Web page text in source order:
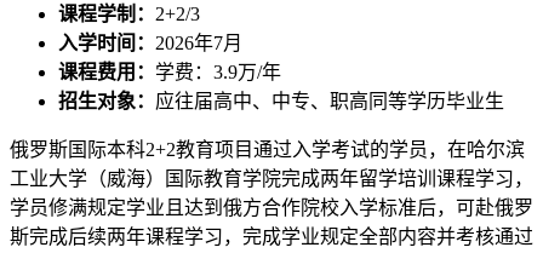
课程学制： 2+2/3
入学时间： 2026年7月
课程费用： 学费：3.9万/年
招生对象： 应往届高中、中专、职高同等学历毕业生
俄罗斯国际本科2+2教育项目通过入学考试的学员，在哈尔滨
工业大学（威海）国际教育学院完成两年留学培训课程学习，
学员修满规定学业且达到俄方合作院校入学标准后，可赴俄罗
斯完成后续两年课程学习，完成学业规定全部内容并考核通过